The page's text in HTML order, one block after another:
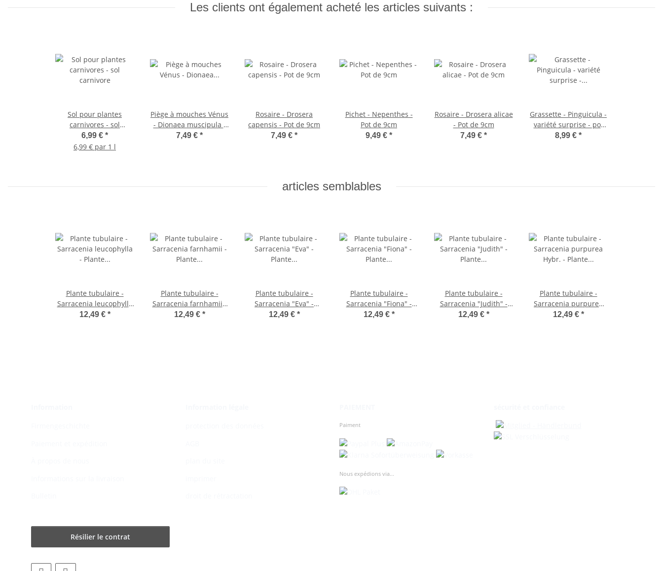
Les clients ont également acheté les articles suivants :
Sol pour plantes
carnivores - sol
carnivore
6,99 € *
6,99 € par 1 l
Piège à mouches Vénus
- Dionaea muscipula -
pot de 9cm
7,49 € *
Rosaire - Drosera
capensis - Pot de 9cm
7,49 € *
Pichet - Nepenthes -
Pot de 9cm
9,49 € *
Rosaire - Drosera alicae
- Pot de 9cm
7,49 € *
Grassette - Pinguicula -
variété surprise - pot
9cm
8,99 € *
articles semblables
Plante tubulaire -
Sarracenia leucophylla
- Plante carnivore - Pot
12,49 € *
Plante tubulaire -
Sarracenia farnhamii -
Plante carnivore - Pot
12,49 € *
Plante tubulaire -
Sarracenia "Eva" -
Plante carnivore - pot
12,49 € *
Plante tubulaire -
Sarracenia "Fiona" -
Plante carnivore - pot
12,49 € *
Plante tubulaire -
Sarracenia "Judith" -
Plante carnivore - pot
12,49 € *
Plante tubulaire -
Sarracenia purpurea
Hybr. - Plante carnivore
12,49 € *
Paiment
Nous expédions via...
Résilier le contrat